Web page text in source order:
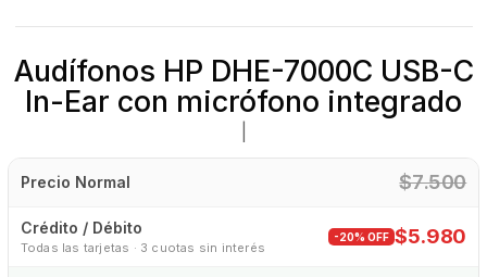
Audífonos HP DHE-7000C USB-C
In-Ear con micrófono integrado
Precio Normal $7.500
Crédito / Débito
Todas las tarjetas · 3 cuotas sin interés
-20% OFF $5.980